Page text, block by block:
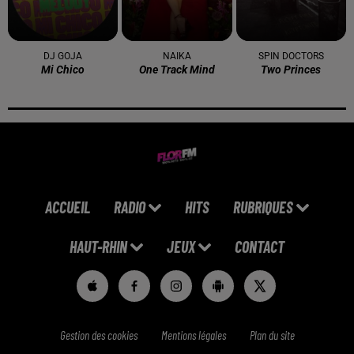
DJ GOJA
Mi Chico
NAIKA
One Track Mind
SPIN DOCTORS
Two Princes
ACCUEIL RADIO HITS RUBRIQUES
HAUT-RHIN JEUX CONTACT
Gestion des cookies Mentions légales Plan du site